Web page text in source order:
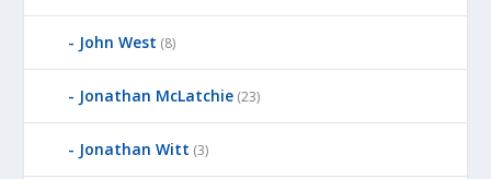
John West (8)
Jonathan McLatchie (23)
Jonathan Witt (3)